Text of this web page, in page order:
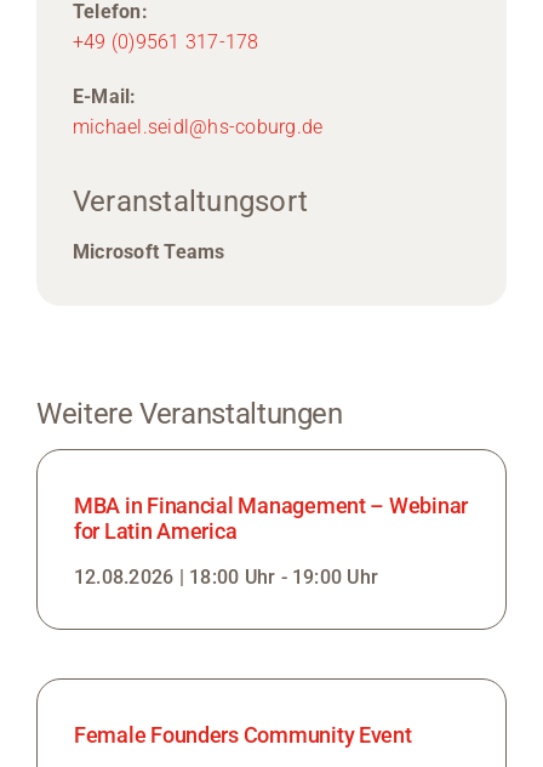
Telefon:
+49 (0)9561 317-178
E-Mail:
michael.seidl@hs-coburg.de
Veranstaltungsort
Microsoft Teams
Weitere Veranstaltungen
MBA in Financial Management – Webinar
for Latin America
12.08.2026 | 18:00 Uhr - 19:00 Uhr
Female Founders Community Event